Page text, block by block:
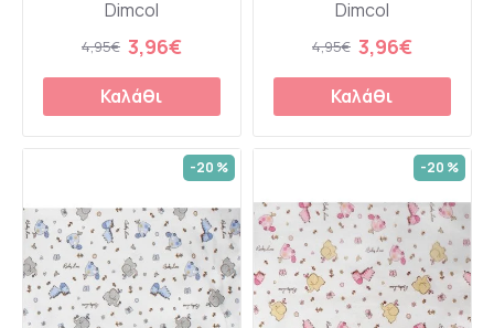
Dimcol
3,96€
4,95€
Καλάθι
Dimcol
3,96€
4,95€
Καλάθι
-20 % -20 %